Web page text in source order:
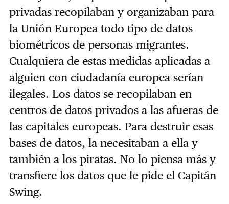
privadas recopilaban y organizaban para
la Unión Europea todo tipo de datos
biométricos de personas migrantes.
Cualquiera de estas medidas aplicadas a
alguien con ciudadanía europea serían
ilegales. Los datos se recopilaban en
centros de datos privados a las afueras de
las capitales europeas. Para destruir esas
bases de datos, la necesitaban a ella y
también a los piratas. No lo piensa más y
transfiere los datos que le pide el Capitán
Swing.